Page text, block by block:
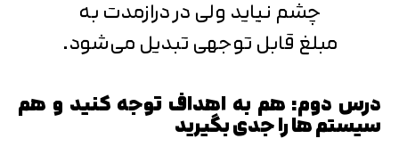
چشم نیاید ولی در درازمدت به
مبلغ قابل توجهی تبدیل می‌شود.
درس دوم: هم به اهداف توجه کنید و هم
سیستم ها را جدی بگیرید